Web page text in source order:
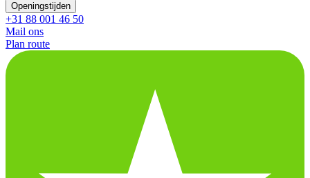
Openingstijden
+31 88 001 46 50
Mail ons
Plan route